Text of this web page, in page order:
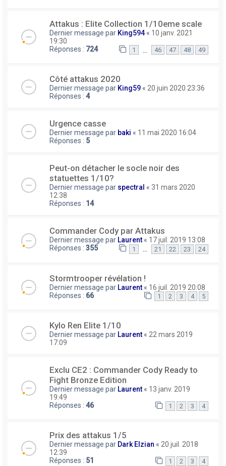
Attakus : Elite Collection 1/10eme scale
Dernier message par King594 « 10 janv. 2021
19:30
Réponses : 724 1 46 47 48 49
Côté attakus 2020
Dernier message par King59 « 20 juin 2020 23:36
Réponses : 4
Urgence casse
Dernier message par baki « 11 mai 2020 16:04
Réponses : 5
Peut-on détacher le socle noir des
statuettes 1/10?
Dernier message par spectral « 31 mars 2020
12:38
Réponses : 14
Commander Cody par Attakus
Dernier message par Laurent « 17 juil. 2019 13:08
Réponses : 355 1 21 22 23 24
Stormtrooper révélation !
Dernier message par Laurent « 16 juil. 2019 20:08
Réponses : 66 1 2 3 4 5
Kylo Ren Elite 1/10
Dernier message par Laurent « 22 mars 2019
17:09
Exclu CE2 : Commander Cody Ready to
Fight Bronze Edition
Dernier message par Laurent « 13 janv. 2019
19:49
Réponses : 46 1 2 3 4
Prix des attakus 1/5
Dernier message par Dark Elzian « 20 juil. 2018
12:39
Réponses : 51 1 2 3 4